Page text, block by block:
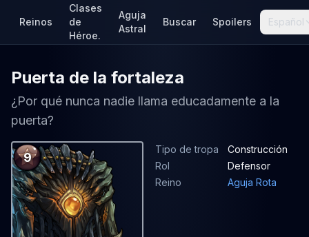
Reinos
Clases
de
Héroe.
Aguja
Astral
Buscar Spoilers Español
Puerta de la fortaleza
¿Por qué nunca nadie llama educadamente a la
puerta?
9
Tipo de tropa
Construcción
Rol
Defensor
Reino
Aguja Rota